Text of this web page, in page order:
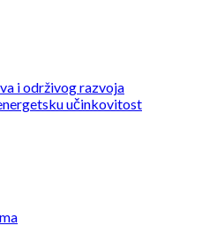
i održivog razvoja
učinkovitost